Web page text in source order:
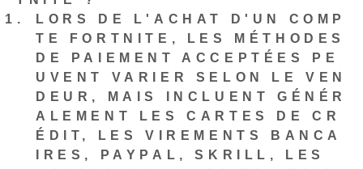
LORS DE L'ACHAT D'UN COMP
TE FORTNITE, LES MÉTHODES
DE PAIEMENT ACCEPTÉES PE
UVENT VARIER SELON LE VEN
DEUR, MAIS INCLUENT GÉNÉR
ALEMENT LES CARTES DE CR
ÉDIT, LES VIREMENTS BANCA
IRES, PAYPAL, SKRILL, LES